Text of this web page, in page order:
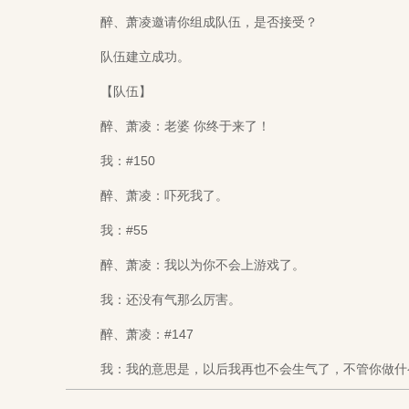
醉、萧凌邀请你组成队伍，是否接受？
队伍建立成功。
【队伍】
醉、萧凌：老婆 你终于来了！
我：#150
醉、萧凌：吓死我了。
我：#55
醉、萧凌：我以为你不会上游戏了。
我：还没有气那么厉害。
醉、萧凌：#147
我：我的意思是，以后我再也不会生气了，不管你做什